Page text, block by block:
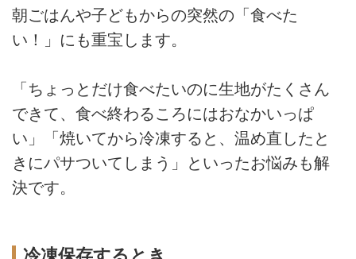
朝ごはんや子どもからの突然の「食べた
い！」にも重宝します。
「ちょっとだけ食べたいのに生地がたくさん
できて、食べ終わるころにはおなかいっぱ
い」「焼いてから冷凍すると、温め直したと
きにパサついてしまう」といったお悩みも解
決です。